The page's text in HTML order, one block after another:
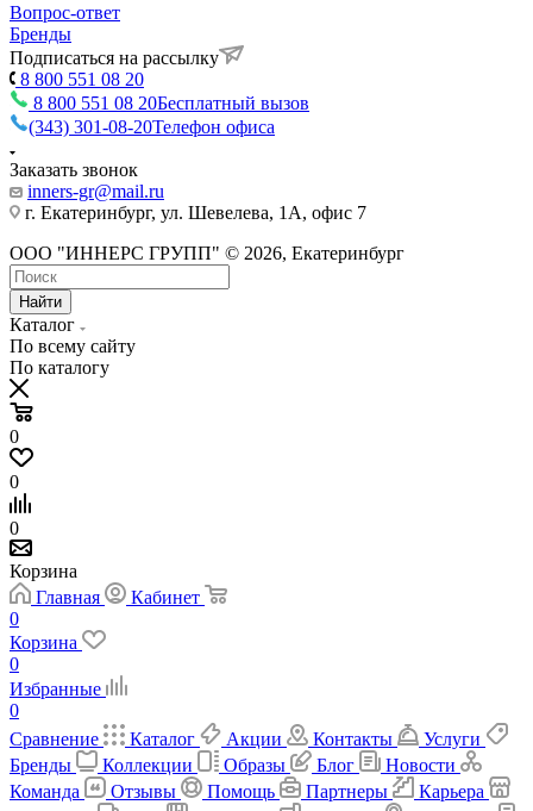
Вопрос-ответ
Бренды
Подписаться на рассылку
8 800 551 08 20
8 800 551 08 20Бесплатный вызов
(343) 301-08-20Телефон офиса
Заказать звонок
inners-gr@mail.ru
г. Екатеринбург, ул. Шевелева, 1А, офис 7
ООО "ИННЕРС ГРУПП" © 2026, Екатеринбург
Найти
Каталог
По всему сайту
По каталогу
0
0
0
Корзина
Главная
Кабинет
0
Корзина
0
Избранные
0
Сравнение
Каталог Акции Контакты
Услуги
Бренды
Коллекции Образы Блог
Новости
Команда
Отзывы Помощь Партнеры
Карьера